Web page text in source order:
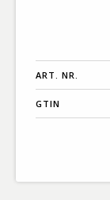
ART. NR.
GTIN